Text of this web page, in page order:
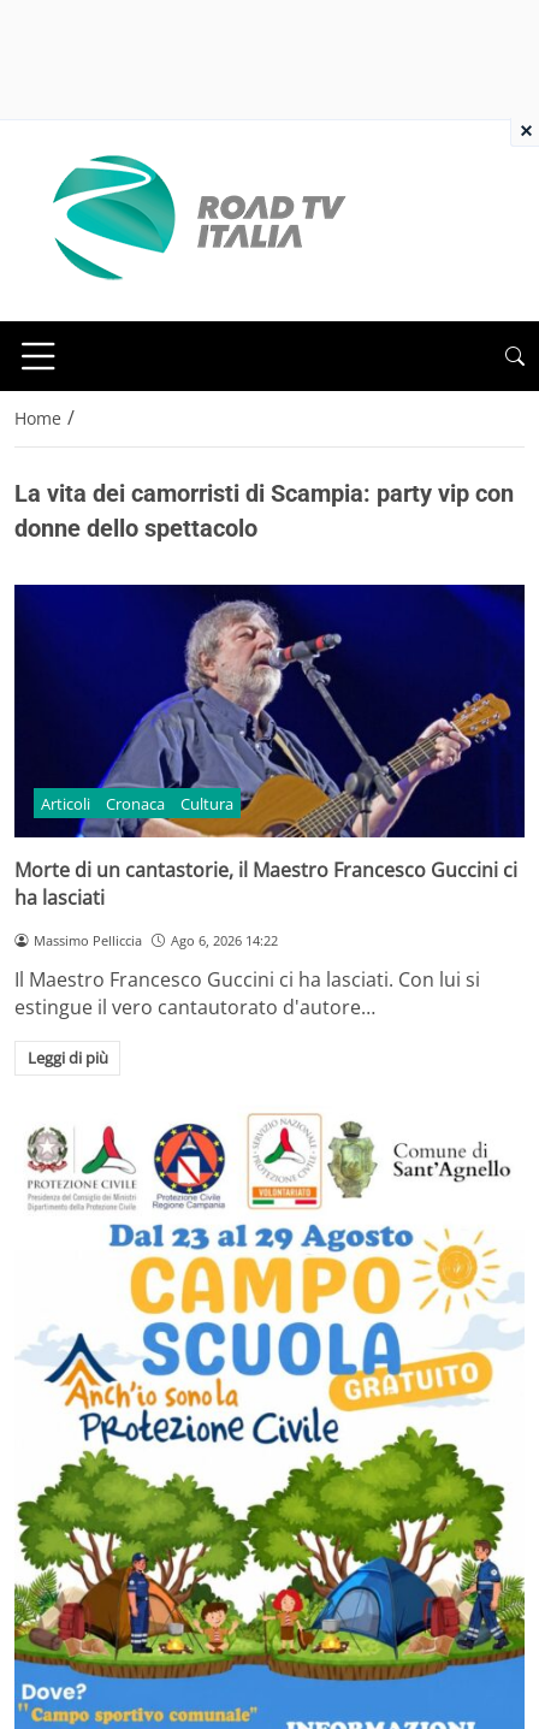
Home /
La vita dei camorristi di Scampia: party vip con
donne dello spettacolo
Articoli Cronaca Cultura
Morte di un cantastorie, il Maestro Francesco Guccini ci
ha lasciati
Massimo Pelliccia Ago 6, 2026 14:22
Il Maestro Francesco Guccini ci ha lasciati. Con lui si
estingue il vero cantautorato d'autore…
Leggi di più
×